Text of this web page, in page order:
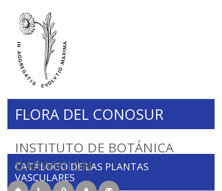
INSTITUTO DE BOTÁNICA
DARWINION
FLORA DEL CONOSUR
CATÁLOGO DE LAS PLANTAS
VASCULARES